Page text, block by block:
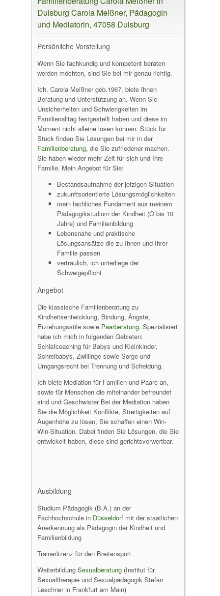
Duisburg Carola Meißner, Pädagogin
und Mediatorin, 47058 Duisburg
Persönliche Vorstellung
Wenn Sie fachkundig und kompetent beraten
werden möchten, sind Sie bei mir genau richtig.
Ich, Carola Meißner geb.1967, biete Ihnen
Beratung und Unterstützung an. Wenn Sie
Unsicherheiten und Schwierigkeiten im
Familienalltag festgestellt haben und diese im
Moment nicht alleine lösen können. Stück für
Stück finden Sie Lösungen bei mir in der
Familienberatung, die Sie zufriedener machen.
Sie haben wieder mehr Zeit für sich und Ihre
Familie. Mein Angebot für Sie:
Bestandsaufnahme der jetzigen Situation
zukunftsorientierte Lösungsmöglichkeiten
mein fachliches Fundament aus meinem
Pädagogikstudium der Kindheit (O bis 10
Jahre) und Familienbildung
Lebensnahe und praktische
Lösungsansätze die zu Ihnen und Ihrer
Familie passen
vertraulich, ich unterliege der
Schweigepflicht
Angebot
Die klassische Familienberatung zu
Kindheitsentwicklung, Bindung, Ängste,
Erziehungsstile sowie Paarberatung. Spezialisiert
habe ich mich in folgenden Gebieten:
Schlafcoaching für Babys und Kleinkinder,
Schreibabys, Zwillinge sowie Sorge und
Umgangsrecht bei Trennung und Scheidung.
Ich biete Mediation für Familien und Paare an,
sowie für Menschen die miteinander befreundet
sind und Geschwister Bei der Mediation haben
Sie die Möglichkeit Konflikte, Streitigkeiten auf
Augenhöhe zu lösen, Sie schaffen einen Win-
Win-Situation. Dabei finden Sie Lösungen, die Sie
entwickelt haben, diese sind gerichtsverwertbar.
Ausbildung
Studium Pädagogik (B.A.) an der
Fachhochschule in Düsseldorf mit der staatlichen
Anerkennung als Pädagogin der Kindheit und
Familienbildung
Trainerlizenz für den Breitensport
Weiterbildung Sexualberatung (Institut für
Sexualtherapie und Sexualpädagogik Stefan
Leschner in Frankfurt am Main)